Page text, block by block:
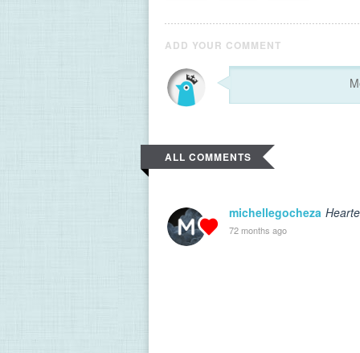
ADD YOUR COMMENT
ALL COMMENTS
michellegocheza
72 months ago